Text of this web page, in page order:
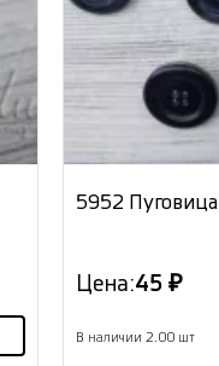
5952 Пуговица
Цена:45 ₽
В наличии 2.00 шт